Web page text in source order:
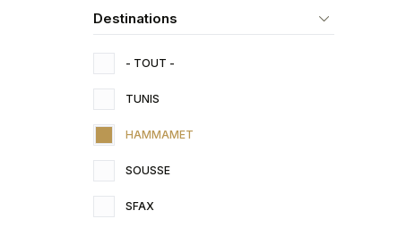
Destinations
- TOUT -
TUNIS
HAMMAMET
SOUSSE
SFAX